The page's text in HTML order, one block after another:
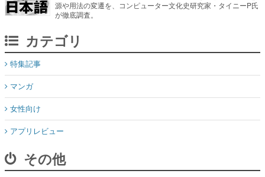
源や用法の変遷を、コンピューター文化史研究家・タイニーP氏
が徹底調査。
カテゴリ
特集記事
マンガ
女性向け
アプリレビュー
その他